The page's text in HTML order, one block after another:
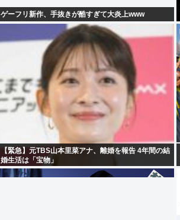
ゲーフリ新作、手抜きが酷すぎて大炎上www
【緊急】元TBS山本里菜アナ、離婚を報告 4年間の結
婚生活は「宝物」